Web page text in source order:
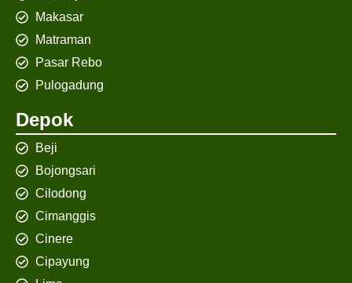
Makasar
Matraman
Pasar Rebo
Pulogadung
Depok
Beji
Bojongsari
Cilodong
Cimanggis
Cinere
Cipayung